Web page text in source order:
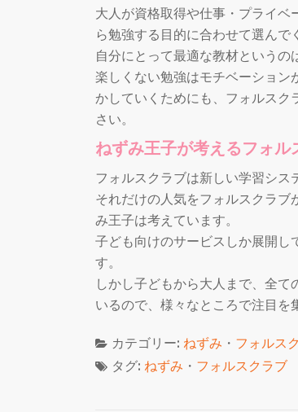
大人が資格取得や仕事・プライベ
ら勉強する目的に合わせて選んで
自分にとって最適な教材というの
楽しくない勉強はモチベーション
かしていくためにも、フォルスク
さい。
ねずみ王子が考えるフォ
フォルスクラブは新しい学習シス
それだけの人気をフォルスクラ
み王子は考えています。
子ども向けのサービスしか展開し
す。
しかし子どもから大人まで、全
いるので、様々なところで注目を
カテゴリー: ねずみ ・ フォルス
タグ: ねずみ ・ フォルスクラブ